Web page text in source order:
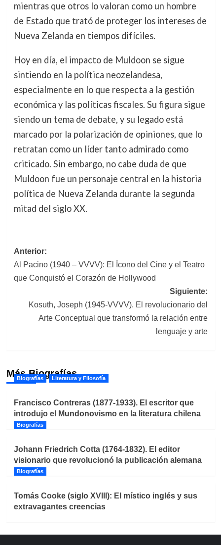
mientras que otros lo valoran como un hombre
de Estado que trató de proteger los intereses de
Nueva Zelanda en tiempos difíciles.
Hoy en día, el impacto de Muldoon se sigue
sintiendo en la política neozelandesa,
especialmente en lo que respecta a la gestión
económica y las políticas fiscales. Su figura sigue
siendo un tema de debate, y su legado está
marcado por la polarización de opiniones, que lo
retratan como un líder tanto admirado como
criticado. Sin embargo, no cabe duda de que
Muldoon fue un personaje central en la historia
política de Nueva Zelanda durante la segunda
mitad del siglo XX.
Navegación
de
entradas
Anterior:
Al Pacino (1940 – VVVV): El Ícono del Cine y el Teatro
que Conquistó el Corazón de Hollywood
Siguiente:
Kosuth, Joseph (1945-VVVV). El revolucionario del
Arte Conceptual que transformó la relación entre
lenguaje y arte
Más Biografías
Biografías Literatura y Filosofía
Francisco Contreras (1877-1933). El escritor que
introdujo el Mundonovismo en la literatura chilena
Biografías
Johann Friedrich Cotta (1764-1832). El editor
visionario que revolucionó la publicación alemana
Biografías
Tomás Cooke (siglo XVIII): El místico inglés y sus
extravagantes creencias